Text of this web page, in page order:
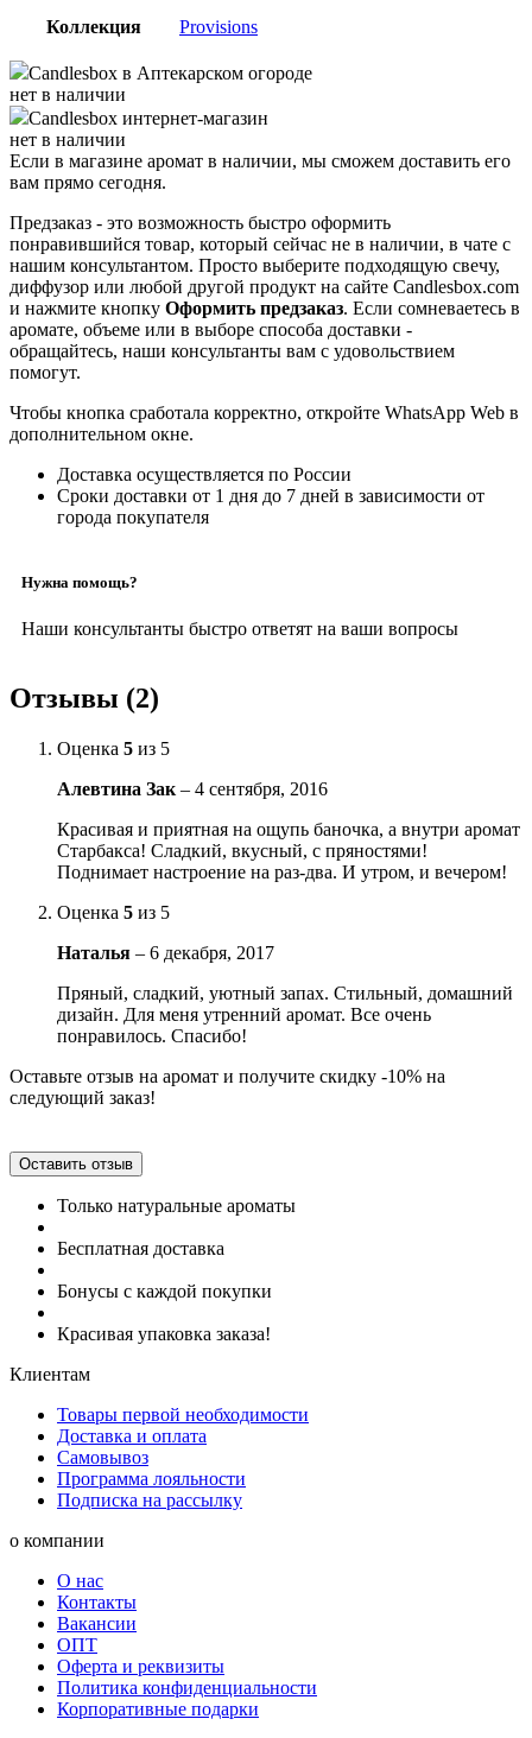
Коллекция Provisions
Candlesbox в Аптекарском огороде
нет в наличии
Candlesbox интернет-магазин
нет в наличии
Если в магазине аромат в наличии, мы сможем доставить его
вам прямо сегодня.
Предзаказ - это возможность быстро оформить
понравившийся товар, который сейчас не в наличии, в чате с
нашим консультантом. Просто выберите подходящую свечу,
диффузор или любой другой продукт на сайте Candlesbox.com
и нажмите кнопку Оформить предзаказ. Если сомневаетесь в
аромате, объеме или в выборе способа доставки -
обращайтесь, наши консультанты вам с удовольствием
помогут.
Чтобы кнопка сработала корректно, откройте WhatsApp Web в
дополнительном окне.
Доставка осуществляется по России
Сроки доставки от 1 дня до 7 дней в зависимости от
города покупателя
Нужна помощь?
Наши консультанты быстро ответят на ваши вопросы
Отзывы (2)
Оценка 5 из 5
Алевтина Зак – 4 сентября, 2016
Красивая и приятная на ощупь баночка, а внутри аромат
Старбакса! Сладкий, вкусный, с пряностями!
Поднимает настроение на раз-два. И утром, и вечером!
Оценка 5 из 5
Наталья – 6 декабря, 2017
Пряный, сладкий, уютный запах. Стильный, домашний
дизайн. Для меня утренний аромат. Все очень
понравилось. Спасибо!
Оставьте отзыв на аромат и получите скидку -10% на
следующий заказ!
Оставить отзыв
Только натуральные ароматы
Бесплатная доставка
Бонусы с каждой покупки
Красивая упаковка заказа!
Клиентам
Товары первой необходимости
Доставка и оплата
Самовывоз
Программа лояльности
Подписка на рассылку
о компании
О нас
Контакты
Вакансии
ОПТ
Оферта и реквизиты
Политика конфиденциальности
Корпоративные подарки